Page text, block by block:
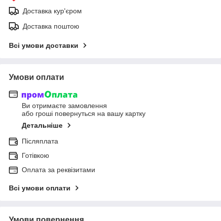
Доставка кур'єром
Доставка поштою
Всі умови доставки
Умови оплати
Ви отримаєте замовлення
або гроші повернуться на вашу картку
Детальніше
Післяплата
Готівкою
Оплата за реквізитами
Всі умови оплати